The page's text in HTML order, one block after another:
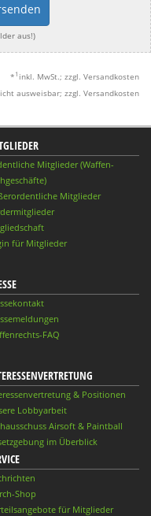
aus!)
* 1 inkl. MwSt.; zzgl. Versandkosten
ausweisbar; zzgl. Versandkosten
Mitglieder (Waffen-
Mitglieder
für Mitglieder
FAQ
& Positionen
Lobbyarbeit
Airsoft & Paintball
im Überblick
Shop
für Mitglieder